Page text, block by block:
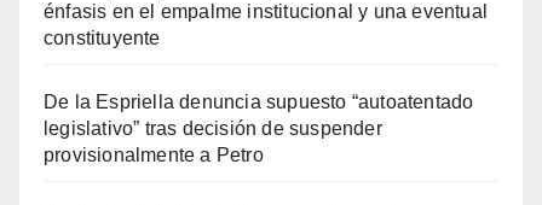
énfasis en el empalme institucional y una eventual
constituyente
De la Espriella denuncia supuesto “autoatentado
legislativo” tras decisión de suspender
provisionalmente a Petro